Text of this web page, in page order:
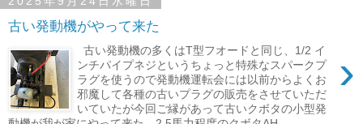
古い発動機がやって来た
›
古い発動機の多くはT型フオードと同じ、1/2 イ
ンチパイプネジというちょっと特殊なスパークプ
ラグを使うので発動機運転会には以前からよくお
邪魔して各種の古いプラグの販売をさせていただ
いていたが今回ご縁があって古いクボタの小型発